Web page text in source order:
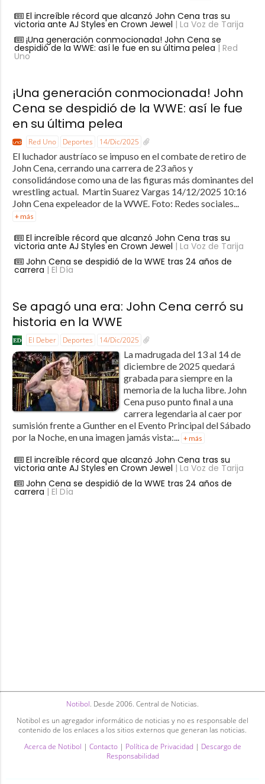
El increíble récord que alcanzó John Cena tras su
victoria ante AJ Styles en Crown Jewel | La Voz de Tarija
¡Una generación conmocionada! John Cena se
despidió de la WWE: así le fue en su última pelea | Red
Uno
¡Una generación conmocionada! John
Cena se despidió de la WWE: así le fue
en su última pelea
Red Uno Deportes 14/Dic/2025
El luchador austríaco se impuso en el combate de retiro de
John Cena, cerrando una carrera de 23 años y
consolidándose como una de las figuras más dominantes del
wrestling actual. Martin Suarez Vargas 14/12/2025 10:16
John Cena expeleador de la WWE. Foto: Redes sociales...
+ más
El increíble récord que alcanzó John Cena tras su
victoria ante AJ Styles en Crown Jewel | La Voz de Tarija
John Cena se despidió de la WWE tras 24 años de
carrera | El Día
Se apagó una era: John Cena cerró su
historia en la WWE
El Deber Deportes 14/Dic/2025
La madrugada del 13 al 14 de
diciembre de 2025 quedará
grabada para siempre en la
memoria de la lucha libre. John
Cena puso punto final a una
carrera legendaria al caer por
sumisión frente a Gunther en el Evento Principal del Sábado
por la Noche, en una imagen jamás vista:... + más
El increíble récord que alcanzó John Cena tras su
victoria ante AJ Styles en Crown Jewel | La Voz de Tarija
John Cena se despidió de la WWE tras 24 años de
carrera | El Día
Notibol. Desde 2006. Central de Noticias.
Notibol es un agregador informático de noticias y no es responsable del
contenido de los enlaces a los sitios externos que generan las noticias.
Acerca de Notibol | Contacto| Política de Privacidad | Descargo de
Responsabilidad